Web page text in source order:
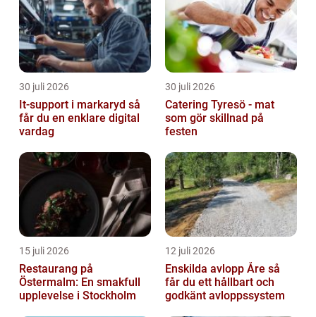
30 juli 2026
It-support i markaryd så
får du en enklare digital
vardag
30 juli 2026
Catering Tyresö - mat
som gör skillnad på
festen
15 juli 2026
Restaurang på
Östermalm: En smakfull
upplevelse i Stockholm
12 juli 2026
Enskilda avlopp Åre så
får du ett hållbart och
godkänt avloppssystem